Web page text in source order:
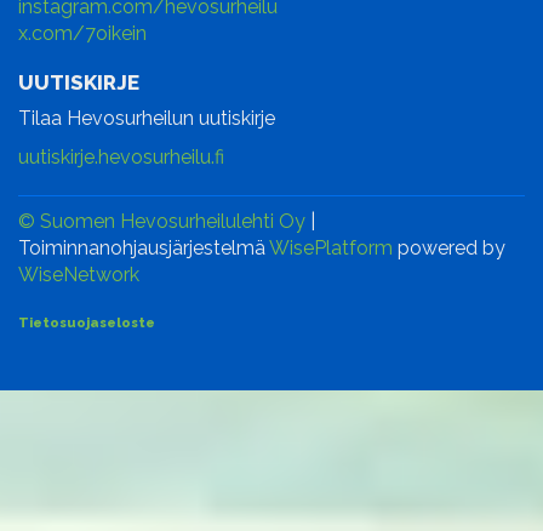
instagram.com/hevosurheilu
x.com/7oikein
UUTISKIRJE
Tilaa Hevosurheilun uutiskirje
uutiskirje.hevosurheilu.fi
© Suomen Hevosurheilulehti Oy
ToiminnanohjausjärjestelmäWisePlatform powered by
WiseNetwork
Tietosuojaseloste